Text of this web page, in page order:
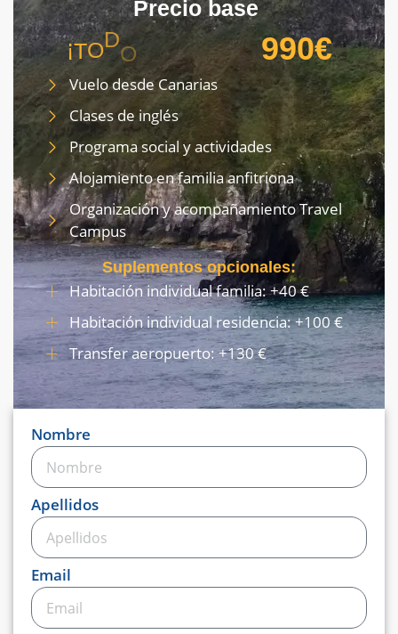
Nombre
Apellidos
Email
Precio base
¡TODO N CLUIDO! 990€
Vuelo desde Canarias
Clases de inglés
Programa social y actividades
Alojamiento en familia anfitriona
Organización y acompañamiento Travel
Campus
Suplementos opcionales:
Habitación individual familia: +40 €
Habitación individual residencia: +100 €
Transfer aeropuerto: +130 €